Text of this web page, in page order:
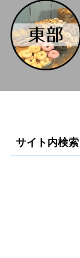
サイト内検索